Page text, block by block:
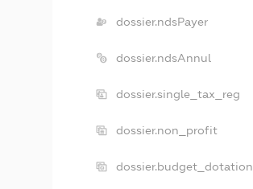
dossier.ndsPayer
dossier.ndsAnnul
dossier.single_tax_reg
dossier.non_profit
dossier.budget_dotation